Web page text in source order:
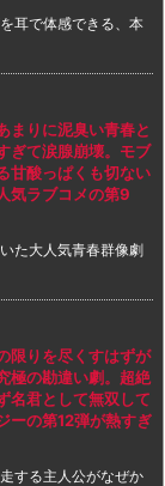
耳で体感できる、本
まりに泥臭い青春と
ぎて涙腺崩壊。モブ
甘酸っぱくも切ない
気ラブコメの第9
た大人気青春群像劇
限りを尽くすはずが
極の勘違い劇。超絶
名君として無双して
ーの第12弾が熱すぎ
する主人公がなぜか